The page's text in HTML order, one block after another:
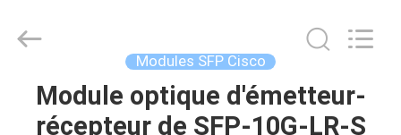
Equipment
Modules SFP Cisco
Module optique d'émetteur-
récepteur de SFP-10G-LR-S